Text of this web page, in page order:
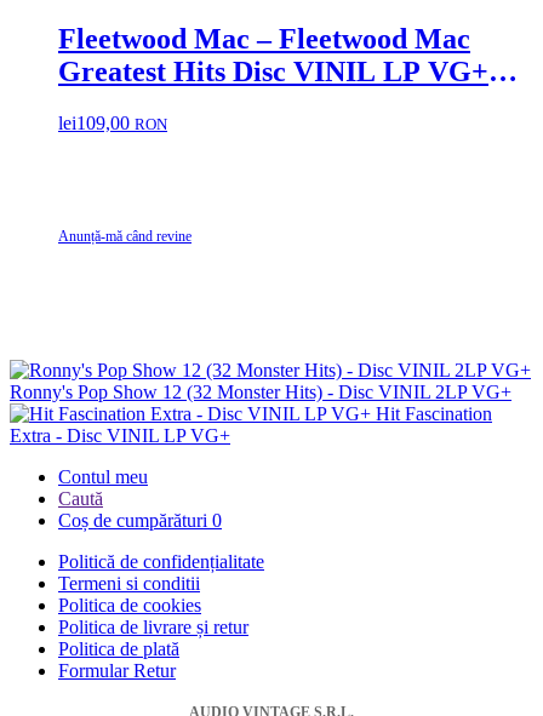
Fleetwood Mac – Fleetwood Mac
Greatest Hits Disc VINIL LP VG+
lei109,00 RON
Anunță-mă când revine
Ronny's Pop Show 12 (32 Monster Hits) - Disc VINIL 2LP VG+
Hit Fascination
Extra - Disc VINIL LP VG+
Contul meu
Caută
Coș de cumpărături 0
Politică de confidențialitate
Termeni si conditii
Politica de cookies
Politica de livrare și retur
Politica de plată
Formular Retur
AUDIO VINTAGE S.R.L.